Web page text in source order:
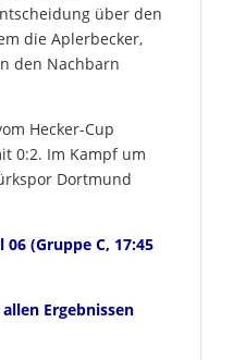
über den
die Aplerbecker,
den Nachbarn
Hecker-Cup
0:2. Im Kampf um
Dortmund
(Gruppe C, 17:45
Ergebnissen